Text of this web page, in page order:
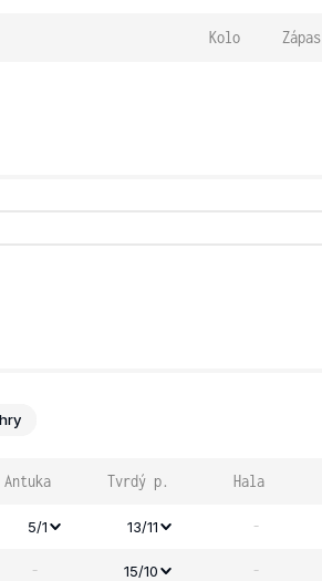
Kolo Zápas
Antuka Tvrdý p. Hala
5/1 13/11 -
- 15/10 -